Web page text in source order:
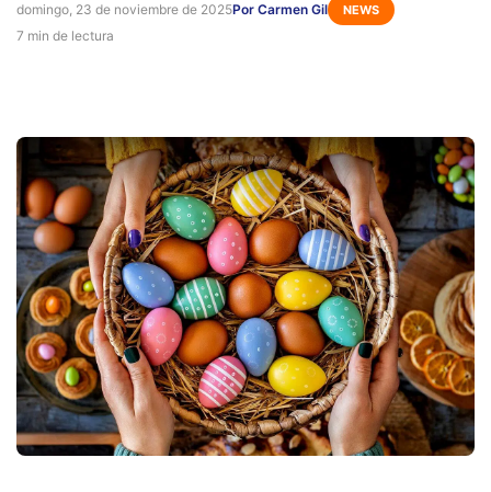
domingo, 23 de noviembre de 2025Por Carmen Gil NEWS
7 min de lectura